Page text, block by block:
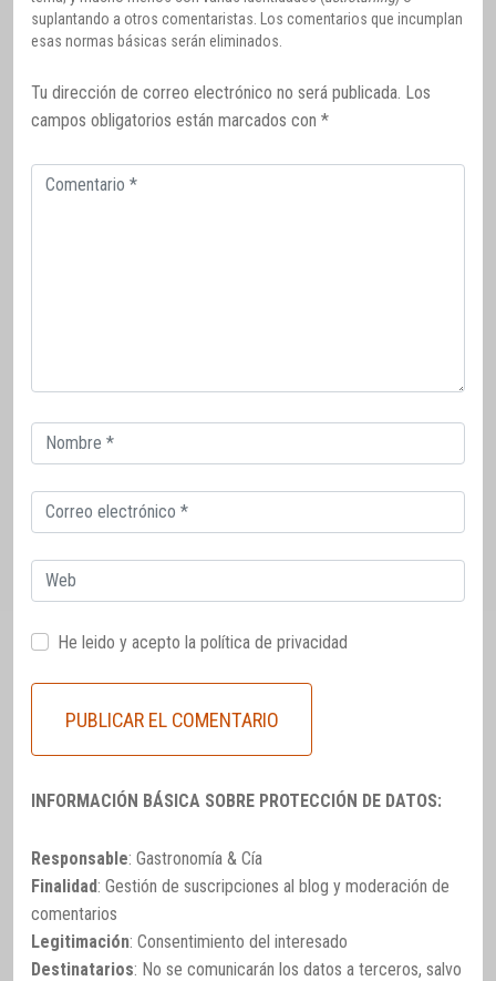
suplantando a otros comentaristas. Los comentarios que incumplan
esas normas básicas serán eliminados.
Tu dirección de correo electrónico no será publicada. Los
campos obligatorios están marcados con *
Comentario
Correo
electrónico
Correo
electrónico
Web
He leido y acepto la política de privacidad
INFORMACIÓN BÁSICA SOBRE PROTECCIÓN DE DATOS:
Responsable: Gastronomía & Cía
Finalidad: Gestión de suscripciones al blog y moderación de
comentarios
Legitimación: Consentimiento del interesado
Destinatarios: No se comunicarán los datos a terceros, salvo